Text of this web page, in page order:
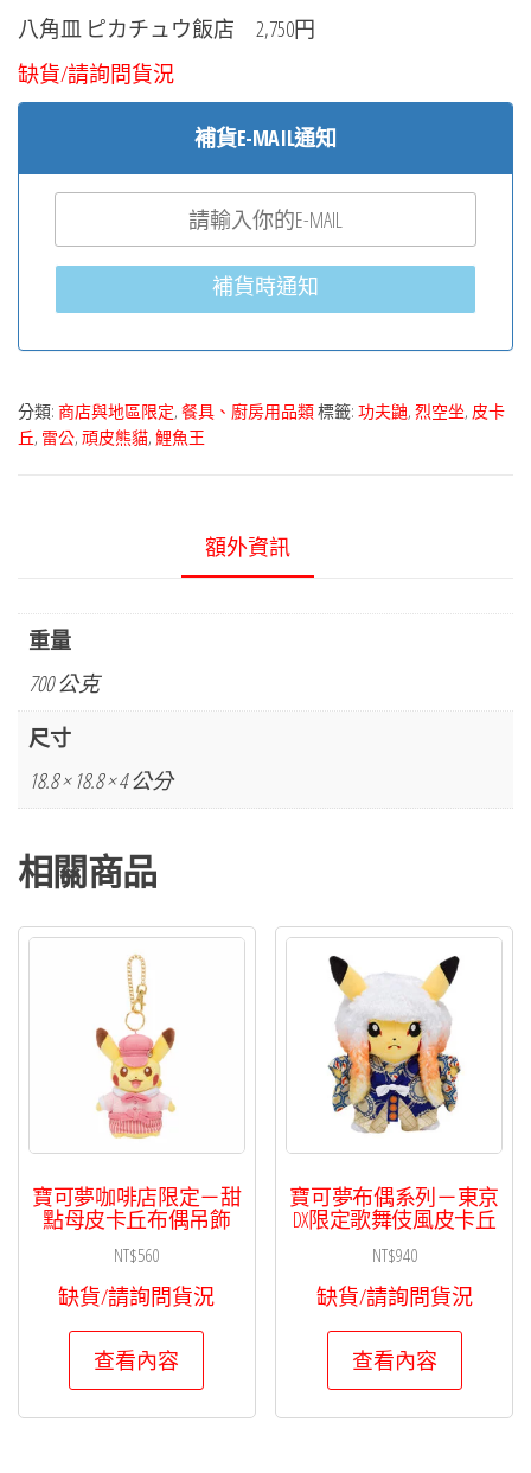
八角皿 ピカチュウ飯店 2,750円
缺貨/請詢問貨況
補貨E-MAIL通知
補貨時通知
分類: 商店與地區限定, 餐具、廚房用品類標籤: 功夫鼬, 烈空坐, 皮卡
丘, 雷公, 頑皮熊貓, 鯉魚王
額外資訊
重量
700 公克
尺寸
18.8 × 18.8 × 4 公分
相關商品
寶可夢咖啡店限定－甜
點母皮卡丘布偶吊飾
NT$560
缺貨/請詢問貨況
查看內容
寶可夢布偶系列－東京
DX限定歌舞伎風皮卡丘
NT$940
缺貨/請詢問貨況
查看內容